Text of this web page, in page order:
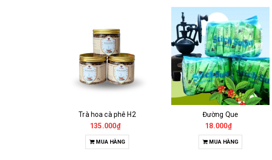
Trà hoa cà phê H2
135.000₫
MUA HÀNG
Đường Que
18.000₫
MUA HÀNG